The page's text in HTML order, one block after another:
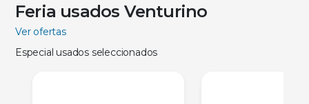
Feria usados Venturino
Ver ofertas
Especial usados seleccionados